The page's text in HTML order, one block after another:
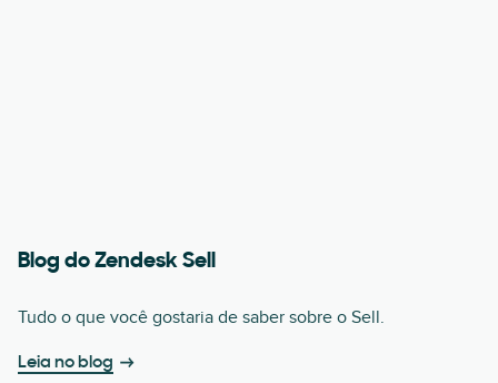
Blog do Zendesk Sell
Tudo o que você gostaria de saber sobre o Sell.
Leia no blog